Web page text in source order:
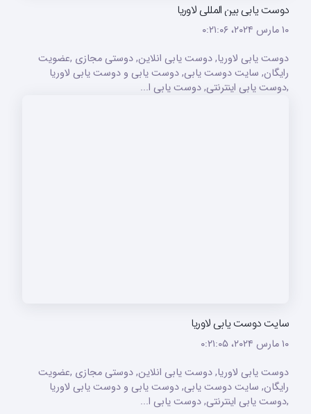
دوست یابی بین المللی لاوریا
۱۰ مارس ۲۰۲۴،‏ ۰:۲۱:۰۶
دوست یابی لاوریا, دوست یابی انلاین, دوستی مجازی ,عضویت
رایگان, سایت دوست یابی, دوست یابی و دوست یابی لاوریا
,دوست یابی اینترنتی, دوست یابی ا...
سایت دوست یابی لاوریا
۱۰ مارس ۲۰۲۴،‏ ۰:۲۱:۰۵
دوست یابی لاوریا, دوست یابی انلاین, دوستی مجازی ,عضویت
رایگان, سایت دوست یابی, دوست یابی و دوست یابی لاوریا
,دوست یابی اینترنتی, دوست یابی ا...